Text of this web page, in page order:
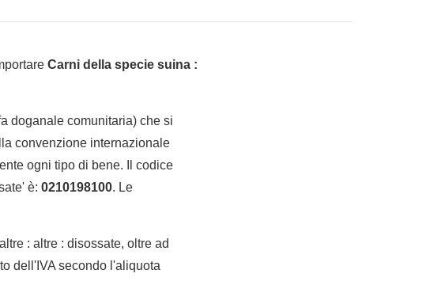
Carni della specie suina :
doganale comunitaria) che si
convenzione internazionale
ogni tipo di bene. Il codice
è: 0210198100. Le
: altre : disossate, oltre ad
dell'IVA secondo l'aliquota